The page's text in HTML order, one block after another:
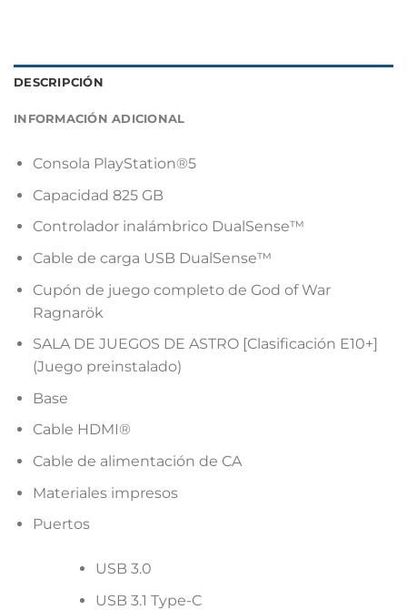
DESCRIPCIÓN
INFORMACIÓN ADICIONAL
Consola PlayStation®5
Capacidad 825 GB
Controlador inalámbrico DualSense™
Cable de carga USB DualSense™
Cupón de juego completo de God of War
Ragnarök
SALA DE JUEGOS DE ASTRO [Clasificación E10+]
(Juego preinstalado)
Base
Cable HDMI®
Cable de alimentación de CA
Materiales impresos
Puertos
USB 3.0
USB 3.1 Type-C